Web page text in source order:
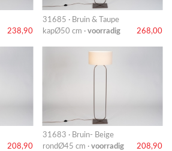
238,90
31685 · Bruin & Taupe
kapØ50 cm · voorradig 268,00
208,90
31683 · Bruin- Beige
rondØ45 cm · voorradig 208,90